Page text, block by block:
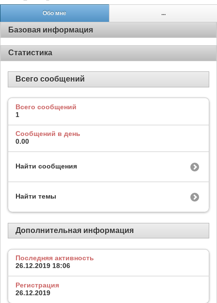
Обо мне ...
Базовая информация
Статистика
Всего сообщений
Всего сообщений
1
Сообщений в день
0.00
Найти сообщения
Найти темы
Дополнительная информация
Последняя активность
26.12.2019 18:06
Регистрация
26.12.2019